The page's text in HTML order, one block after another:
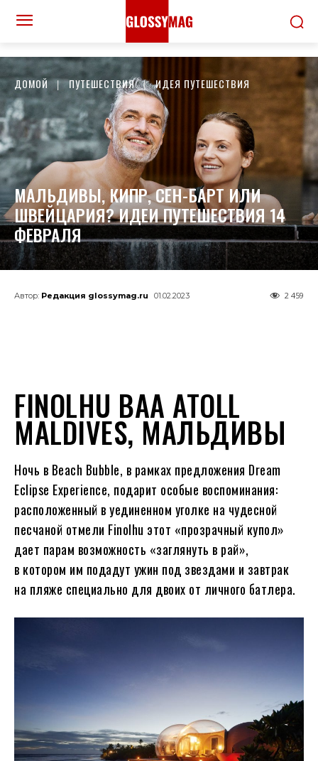
ДОМОЙ ПУТЕШЕСТВИЯ ИДЕЯ ПУТЕШЕСТВИЯ
МАЛЬДИВЫ, КИПР, СЕН-БАРТ ИЛИ
ШВЕЙЦАРИЯ? ИДЕИ ПУТЕШЕСТВИЯ 14
ФЕВРАЛЯ
Автор: Редакция glossymag.ru 01.02.2023 2 459
FINOLHU BAA ATOLL
MALDIVES, МАЛЬДИВЫ
Ночь в Beach Bubble, в рамках предложения Dream
Eclipse Experience, подарит особые воспоминания:
расположенный в уединенном уголке на чудесной
песчаной отмели Finolhu этот «прозрачный купол»
дает парам возможность «заглянуть в рай»,
в котором им подадут ужин под звездами и завтрак
на пляже специально для двоих от личного батлера.